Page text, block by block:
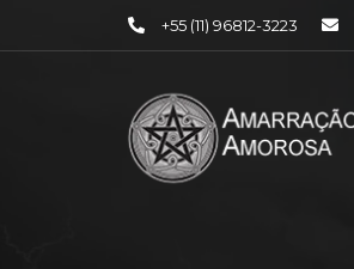
+55 (11) 96812-3223